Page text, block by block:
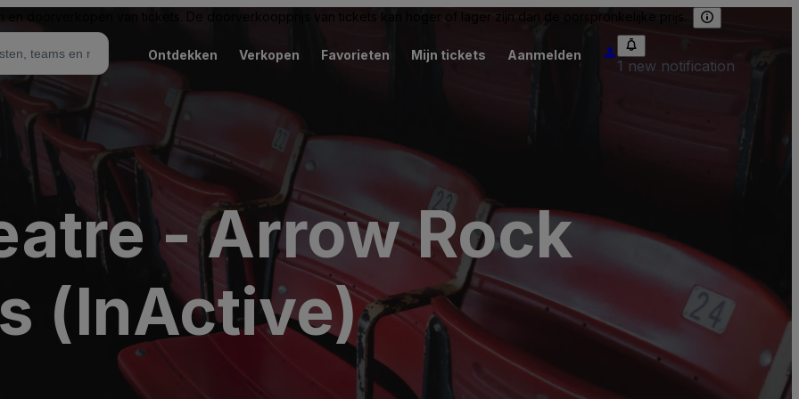
doorverkopen van tickets. De doorverkoopprijs van tickets kan hoger of lager zijn dan de oorspronkelijke prijs.
Ontdekken Verkopen Favorieten Mijn tickets Aanmelden
1 new notification
- Arrow Rock
(InActive)